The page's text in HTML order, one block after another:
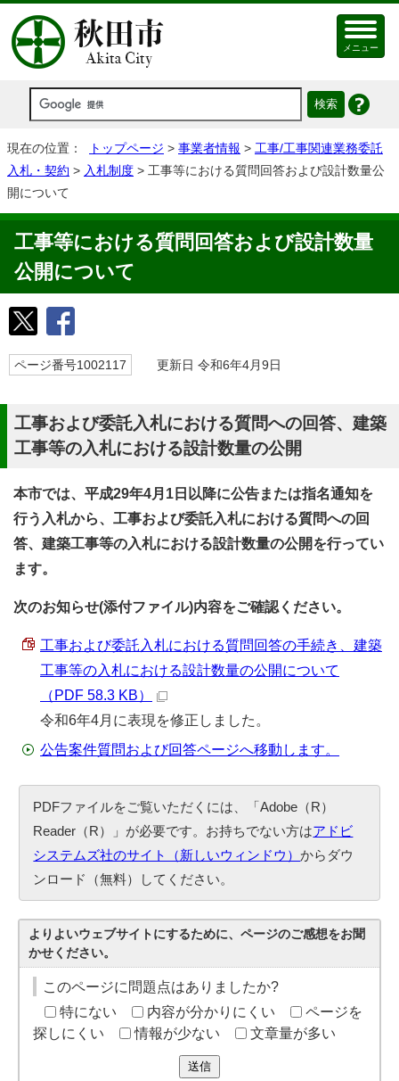
メニュー
現在の位置： トップページ > 事業者情報 > 工事/工事関連業務委託
入札・契約 > 入札制度 > 工事等における質問回答および設計数量公
開について
工事等における質問回答および設計数量
公開について
ページ番号1002117 更新日 令和6年4月9日
工事および委託入札における質問への回答、建築
工事等の入札における設計数量の公開
本市では、平成29年4月1日以降に公告または指名通知を
行う入札から、工事および委託入札における質問への回
答、建築工事等の入札における設計数量の公開を行ってい
ます。
次のお知らせ(添付ファイル)内容をご確認ください。
工事および委託入札における質問回答の手続き、建築
工事等の入札における設計数量の公開について
（PDF 58.3 KB）
令和6年4月に表現を修正しました。
公告案件質問および回答ページへ移動します。
PDFファイルをご覧いただくには、「Adobe（R）
Reader（R）」が必要です。お持ちでない方はアドビ
システムズ社のサイト（新しいウィンドウ）からダウ
ンロード（無料）してください。
よりよいウェブサイトにするために、ページのご感想をお聞
かせください。
このページに問題点はありましたか?
特にない
内容が分かりにくい
ページを
探しにくい
情報が少ない 文章量が多い
送信